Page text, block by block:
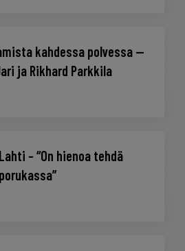
kahdessa polvessa —
ja Rikhard Parkkila
– “On hienoa tehdä